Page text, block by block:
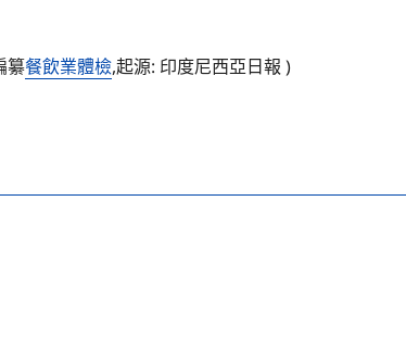
纂餐飲業體檢,起源: 印度尼西亞日報 )